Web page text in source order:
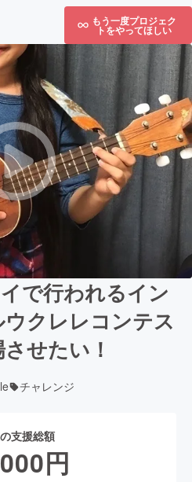
もう一度プロジェク
トをやってほしい
で行われるイン
クレレコンテス
せたい！
チャレンジ
支援総額
円